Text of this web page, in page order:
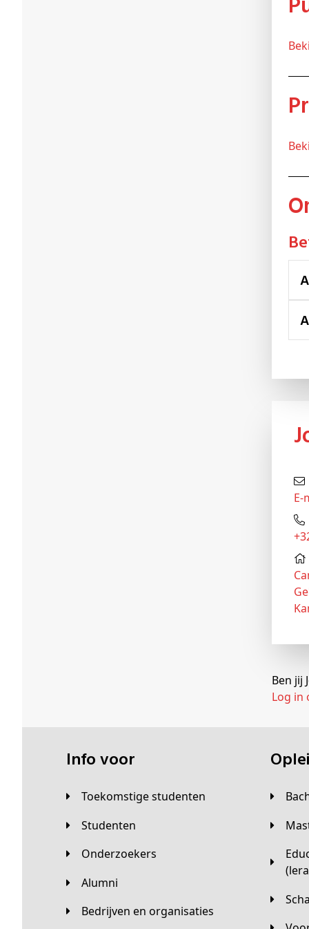
E-
Ben jij
Log in
Info voor
Toekomstige studenten
Studenten
Onderzoekers
Alumni
Bedrijven en organisaties
Educatieve master